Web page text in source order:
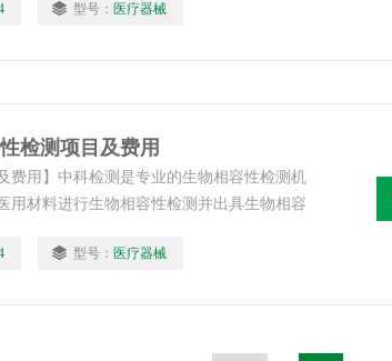
性测试】中科检测开展生物相容性测试。
型号： 医疗器械
检测项目及费用
费用】中科检测是专业的生物相容性检测机
用材料进行生物相容性检测并出具生物相容
型号： 医疗器械